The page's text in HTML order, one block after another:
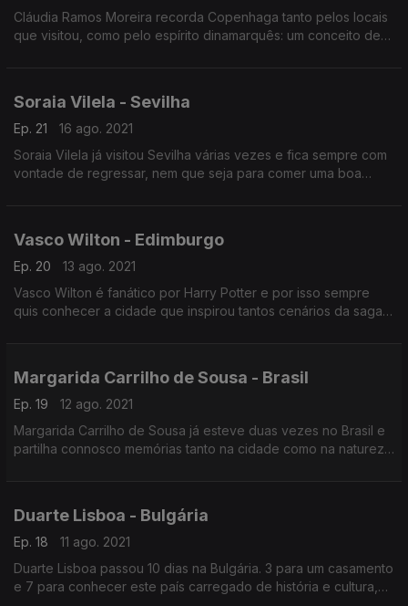
Cláudia Ramos Moreira recorda Copenhaga tanto pelos locais
que visitou, como pelo espírito dinamarquês: um conceito de
Soraia Vilela - Sevilha
Ep. 21
16 ago. 2021
Soraia Vilela já visitou Sevilha várias vezes e fica sempre com
vontade de regressar, nem que seja para comer uma boa
Vasco Wilton - Edimburgo
Ep. 20
13 ago. 2021
Vasco Wilton é fanático por Harry Potter e por isso sempre
quis conhecer a cidade que inspirou tantos cenários da saga.
Margarida Carrilho de Sousa - Brasil
Ep. 19
12 ago. 2021
Margarida Carrilho de Sousa já esteve duas vezes no Brasil e
partilha connosco memórias tanto na cidade como na natureza:
Duarte Lisboa - Bulgária
Ep. 18
11 ago. 2021
Duarte Lisboa passou 10 dias na Bulgária. 3 para um casamento
e 7 para conhecer este país carregado de história e cultura,